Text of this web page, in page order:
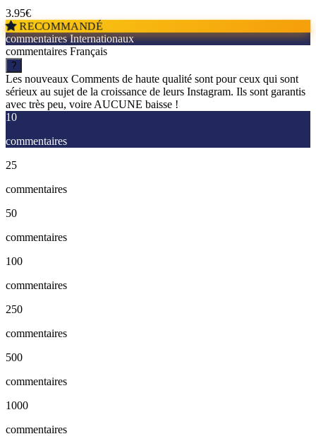
3.95€
RECOMMANDÉ
commentaires Internationaux
commentaires Français
?
Les nouveaux Comments de haute qualité sont pour ceux qui sont
sérieux au sujet de la croissance de leurs Instagram. Ils sont garantis
avec très peu, voire AUCUNE baisse !
10
commentaires
25
commentaires
50
commentaires
100
commentaires
250
commentaires
500
commentaires
1000
commentaires